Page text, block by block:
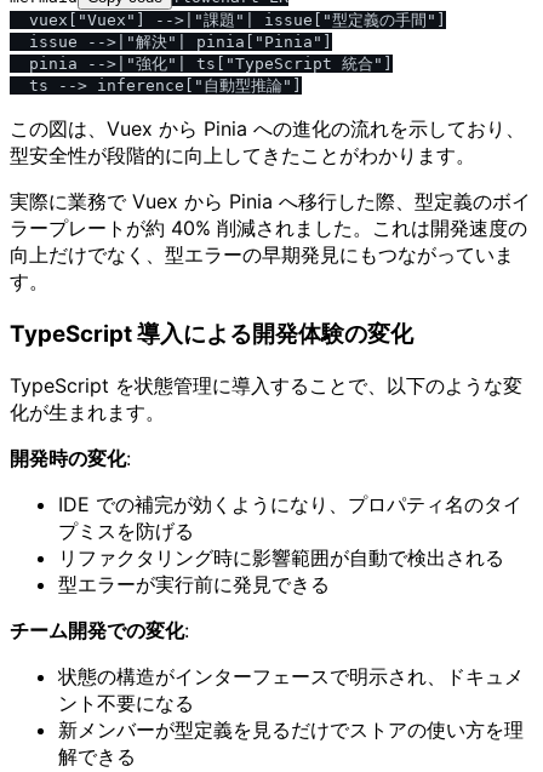
  vuex["Vuex"] -->|"課題"| issue["型定義の手間"]
  issue -->|"解決"| pinia["Pinia"]
  pinia -->|"強化"| ts["TypeScript 統合"]
この図は、Vuex から Pinia への進化の流れを示しており、
型安全性が段階的に向上してきたことがわかります。
実際に業務で Vuex から Pinia へ移行した際、型定義のボイ
ラープレートが約 40% 削減されました。これは開発速度の
向上だけでなく、型エラーの早期発見にもつながっていま
す。
TypeScript 導入による開発体験の変化
TypeScript を状態管理に導入することで、以下のような変
化が生まれます。
開発時の変化:
IDE での補完が効くようになり、プロパティ名のタイ
プミスを防げる
リファクタリング時に影響範囲が自動で検出される
型エラーが実行前に発見できる
チーム開発での変化:
状態の構造がインターフェースで明示され、ドキュメ
ント不要になる
新メンバーが型定義を見るだけでストアの使い方を理
解できる